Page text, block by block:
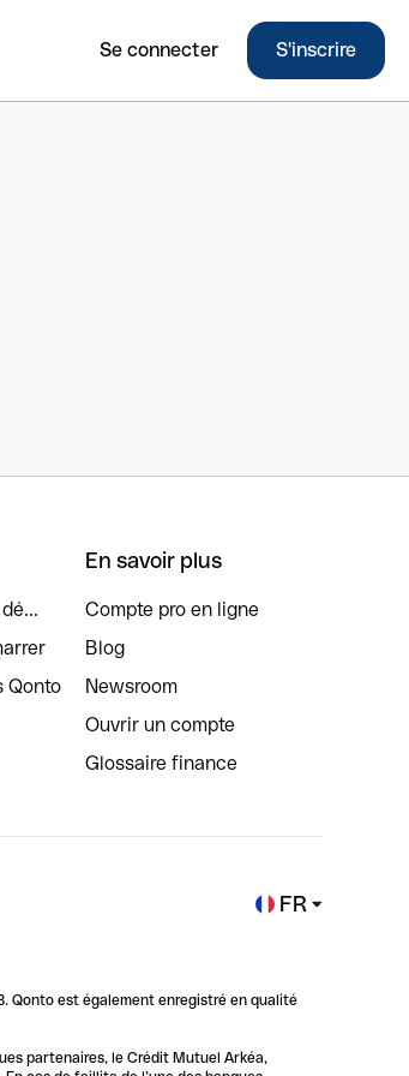
Se connecter S'inscrire
Qonto
En savoir plus
Compte pro en ligne
Blog
Newsroom
Ouvrir un compte
Glossaire finance
FR
Qonto est également enregistré en qualité
partenaires, le Crédit Mutuel Arkéa,